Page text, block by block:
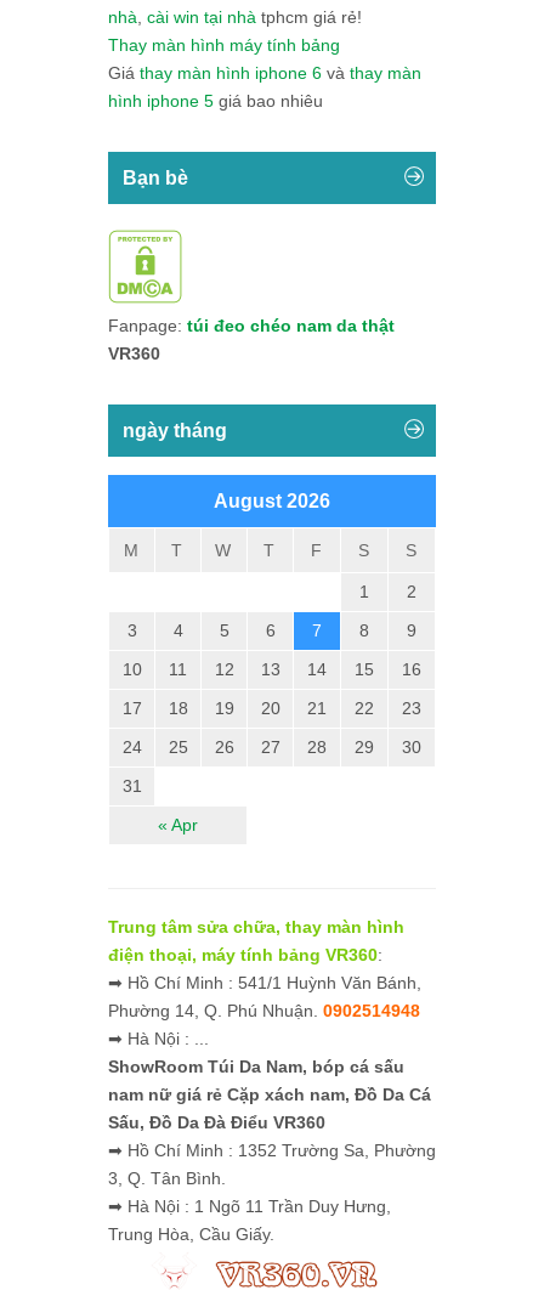
nhà cài win tại nhà tphcm giá rẻ!
Thay màn hình máy tính bảng
Giá thay màn hình iphone 6 và thay màn
hình iphone 5 giá bao nhiêu
Bạn bè
Fanpage: túi đeo chéo nam da thật
VR360
ngày tháng
August 2026
M T W T F S S
« Apr
1
2
3
4 5 6 7 8
9
10
11 12 13 14 15
16
17
18 19 20 21 22
23
24
25 26 27 28 29
30
31
Trung tâm sửa chữa, thay màn hình
điện thoại, máy tính bảng VR360:
➡ Hồ Chí Minh : 541/1 Huỳnh Văn Bánh,
Phường 14, Q. Phú Nhuận. 0902514948
➡ Hà Nội : ...
ShowRoom Túi Da Nam, bóp cá sấu
nam nữ giá rẻ Cặp xách nam, Đồ Da Cá
Sấu, Đồ Da Đà Điểu VR360
➡ Hồ Chí Minh : 1352 Trường Sa, Phường
3, Q. Tân Bình.
➡ Hà Nội : 1 Ngõ 11 Trần Duy Hưng,
Trung Hòa, Cầu Giấy.